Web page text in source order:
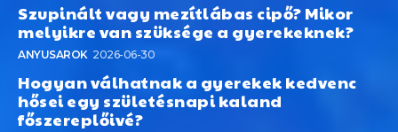
Szupinált vagy mezítlábas cipő? Mikor
melyikre van szüksége a gyerekeknek?
ANYUSAROK 2026-06-30
Hogyan válhatnak a gyerekek kedvenc
hősei egy születésnapi kaland
főszereplőivé?